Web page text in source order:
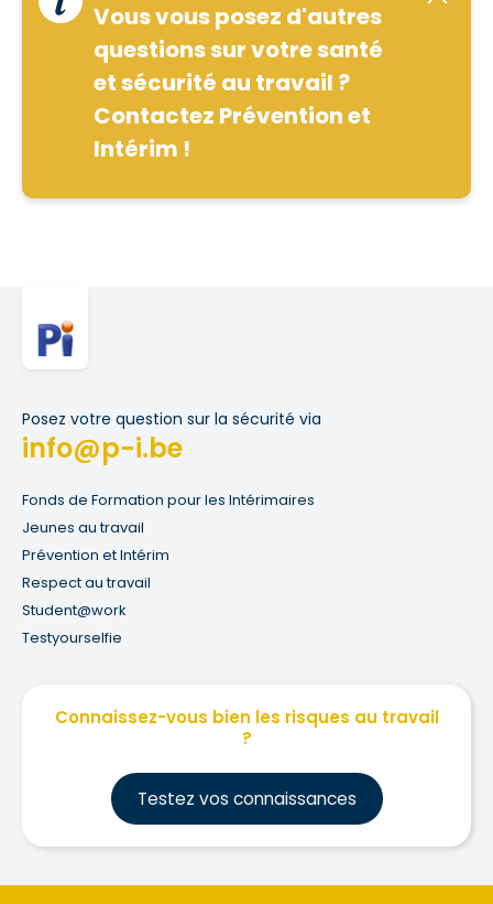
Vous vous posez d'autres
questions sur votre santé
et sécurité au travail ?
Contactez Prévention et
Intérim !
Posez votre question sur la sécurité via
info@p-i.be
Fonds de Formation pour les Intérimaires
Jeunes au travail
Prévention et Intérim
Respect au travail
Student@work
Testyourselfie
Connaissez-vous bien les risques au travail
?
Testez vos connaissances